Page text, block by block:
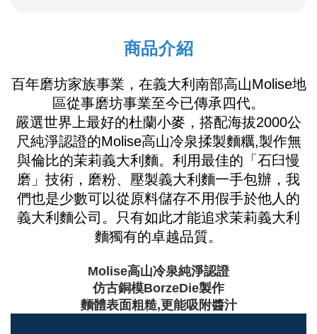
商品介紹
百年磨坊家族事業，在義大利南部高山Molise地
區從事磨坊事業至今已傳承四代。
嚴選世界上最好的杜蘭小麥，搭配海拔2000公
尺純淨認證的Molise高山冷泉揉製麵糲,製作無
與倫比的茉莉義大利麵。利用最佳的「石臼慢
磨」技術， 磨粉、壓製義大利麵一手包辦，我
們也是少數可以從原料儲存不用假手於他人的
義大利麵公司。只有如此才能追求茉莉義大利
麵獨有的卓越品質。
Molise高山冷泉純淨認證
仿古銅模BorzeDie製作
麵體表面粗糙,更能吸附醬汁